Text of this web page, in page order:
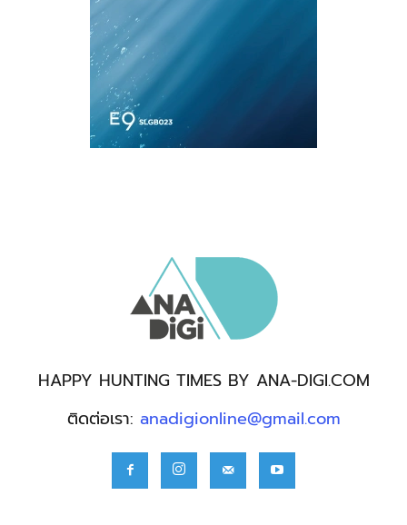
HAPPY HUNTING TIMES BY ANA-DIGI.COM
ติดต่อเรา: anadigionline@gmail.com